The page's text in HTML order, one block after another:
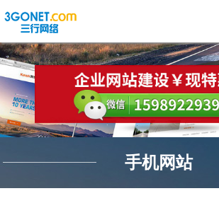
手机网站